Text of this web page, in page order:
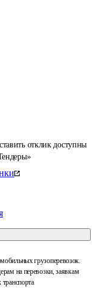
отклик доступны
грузоперевозок.
на перевозки, заявкам
транспорта